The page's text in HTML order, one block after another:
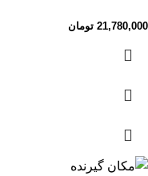
21,780,000 تومان